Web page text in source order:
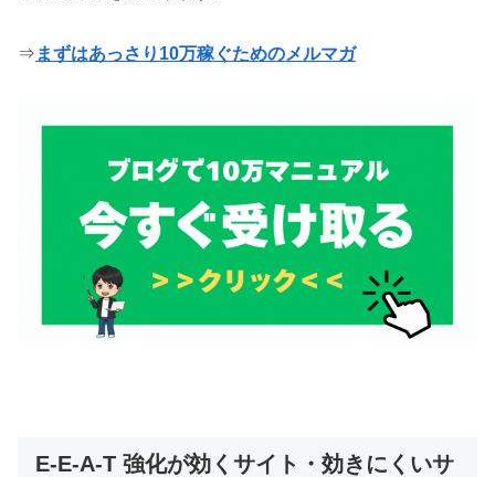
⇒ まずはあっさり10万稼ぐためのメルマガ
E-E-A-T 強化が効くサイト・効きにくいサ